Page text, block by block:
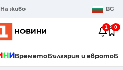
На живо BG
1 0
ВреметоБългария и еврото